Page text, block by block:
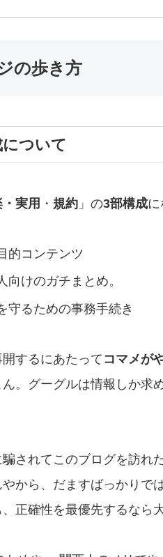
の歩き方
ついて
実用 ・ 規約 」の3部構成に
的コンテンツ
向けのガチまとめ。
守るための事務手続き
するにあたって コマメが
。グーグルは情報しか求
されてこのブログを訪れ
から、だますばっかりで
正確性を最優先するなら